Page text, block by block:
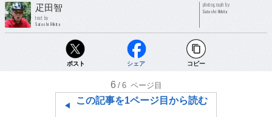
疋田智
text by
Satoshi Hikita
photograph by
Satoshi Hikita
ポスト シェア コピー
6 /6 ページ目
この記事を1ページ目から読む